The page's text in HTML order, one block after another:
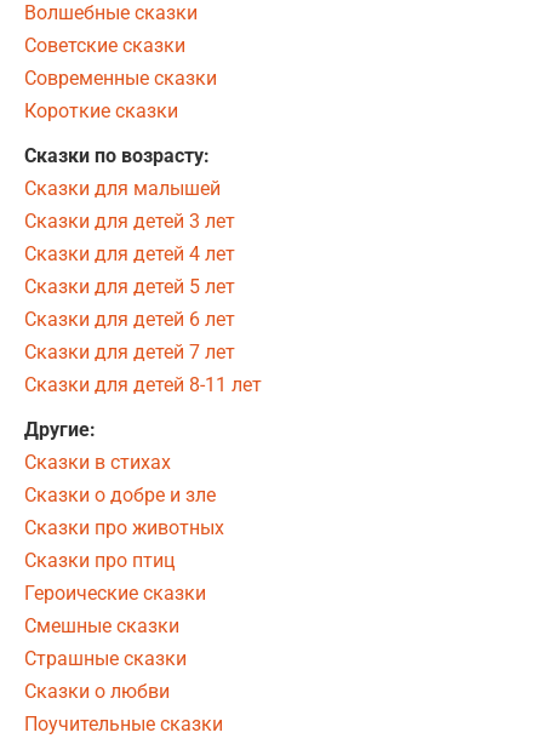
Волшебные сказки
Советские сказки
Современные сказки
Короткие сказки
Сказки по возрасту:
Сказки для малышей
Сказки для детей 3 лет
Сказки для детей 4 лет
Сказки для детей 5 лет
Сказки для детей 6 лет
Сказки для детей 7 лет
Сказки для детей 8-11 лет
Другие:
Сказки в стихах
Сказки о добре и зле
Сказки про животных
Сказки про птиц
Героические сказки
Смешные сказки
Страшные сказки
Сказки о любви
Поучительные сказки